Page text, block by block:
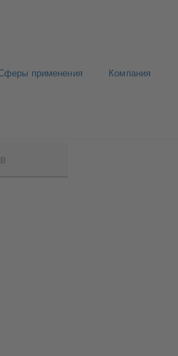
применения Компания